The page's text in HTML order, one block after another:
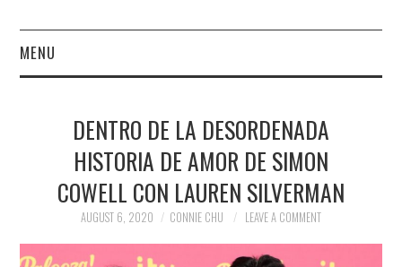
MENU
FINANCE
NEWS
DENTRO DE LA DESORDENADA
HISTORIA DE AMOR DE SIMON
COWELL CON LAUREN SILVERMAN
AUGUST 6, 2020 CONNIE CHU LEAVE A COMMENT